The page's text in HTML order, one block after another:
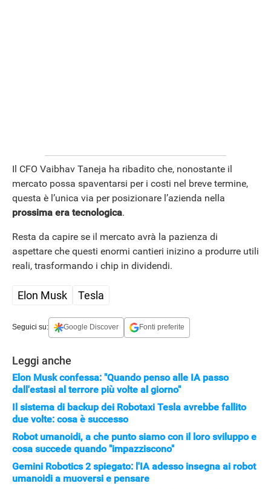
Il CFO Vaibhav Taneja ha ribadito che, nonostante il
mercato possa spaventarsi per i costi nel breve termine,
questa è l’unica via per posizionare l’azienda nella
prossima era tecnologica.
Resta da capire se il mercato avrà la pazienza di
aspettare che questi enormi cantieri inizino a produrre utili
reali, trasformando i chip in dividendi.
Elon Musk Tesla
Seguici su: Google Discover Fonti preferite
Leggi anche
Elon Musk confessa: "Quando penso alle IA passo
dall'estasi al terrore più volte al giorno"
Il sistema di backup dei Robotaxi Tesla avrebbe fallito
due volte: cosa è successo
Robot umanoidi, a che punto siamo con il loro sviluppo e
cosa succede quando "impazziscono"
Gemini Robotics 2 spiegato: l'IA adesso insegna ai robot
umanoidi a muoversi e pensare